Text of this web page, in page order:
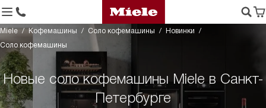
Miele Кофемашины Соло кофемашины
Новинки
Соло кофемашины
Новые соло кофемашины Miele в Санкт-
Петербурге